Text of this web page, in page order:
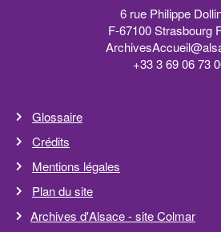
6 rue Philippe
F-67100 Strasbourg
60 37 60 96 3
Glossaire
Crédits
Mentions légales
Plan du site
Archives d'Alsace - site Colmar